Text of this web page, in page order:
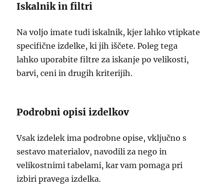
Iskalnik in filtri
Na voljo imate tudi iskalnik, kjer lahko vtipkate
specifične izdelke, ki jih iščete. Poleg tega
lahko uporabite filtre za iskanje po velikosti,
barvi, ceni in drugih kriterijih.
Podrobni opisi izdelkov
Vsak izdelek ima podrobne opise, vključno s
sestavo materialov, navodili za nego in
velikostnimi tabelami, kar vam pomaga pri
izbiri pravega izdelka.